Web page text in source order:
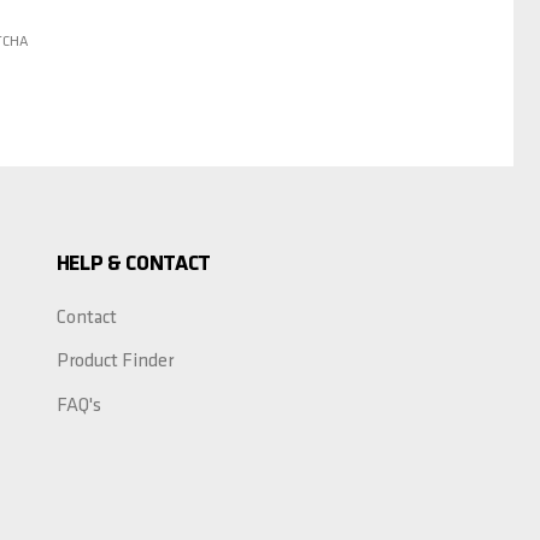
HELP & CONTACT
Contact
Product Finder
FAQ's